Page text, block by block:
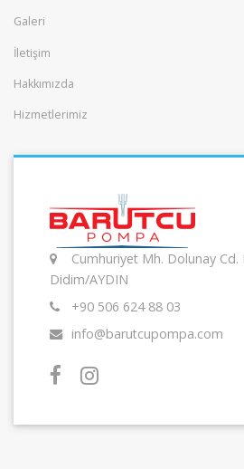
Galeri
İletişim
Hakkımızda
Hizmetlerimiz
Cumhuriyet Mh. Dolunay Cd.
Didim/AYDIN
+90 506 624 88 03
info@barutcupompa.com